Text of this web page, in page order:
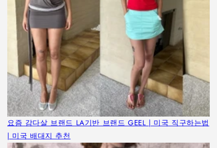
요즘 감다살 브랜드 LA기반 브랜드 GEEL | 미국 직구하는법
| 미국 배대지 추천